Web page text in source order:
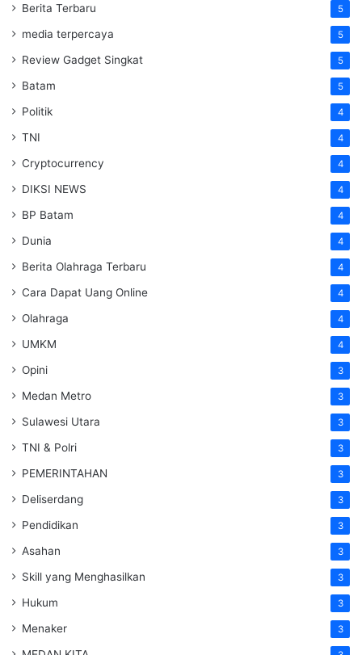
Berita Terbaru 5
media terpercaya 5
Review Gadget Singkat 5
Batam 5
Politik 4
TNI 4
Cryptocurrency 4
DIKSI NEWS 4
BP Batam 4
Dunia 4
Berita Olahraga Terbaru 4
Cara Dapat Uang Online 4
Olahraga 4
UMKM 4
Opini 3
Medan Metro 3
Sulawesi Utara 3
TNI & Polri 3
PEMERINTAHAN 3
Deliserdang 3
Pendidikan 3
Asahan 3
Skill yang Menghasilkan 3
Hukum 3
Menaker 3